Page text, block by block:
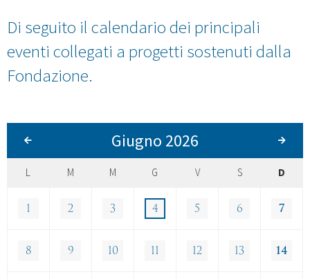
Di seguito il calendario dei principali
eventi collegati a progetti sostenuti dalla
Fondazione.
Giugno 2026
L M M G V S D
1 2 3 4 5 6 7
8 9 10 11 12 13 14